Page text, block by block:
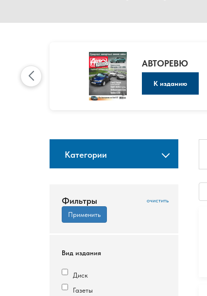
АВТОРЕВЮ
К изданию
Категории
Фильтры
Вид издания
Диск
Газеты